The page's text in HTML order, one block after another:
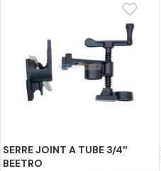
SERRE JOINT A TUBE 3/4″
BEETRO